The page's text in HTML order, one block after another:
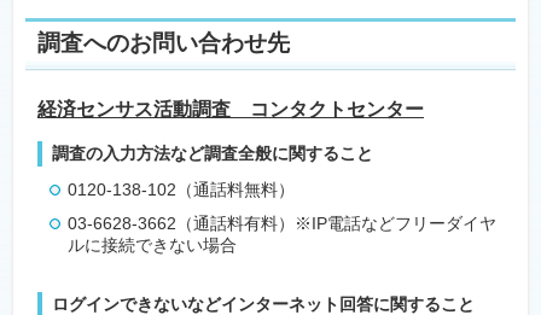
調査へのお問い合わせ先
経済センサス活動調査 コンタクトセンター
調査の入力方法など調査全般に関すること
0120-138-102（通話料無料）
03-6628-3662（通話料有料）※IP電話などフリーダイヤ
ルに接続できない場合
ログインできないなどインターネット回答に関すること